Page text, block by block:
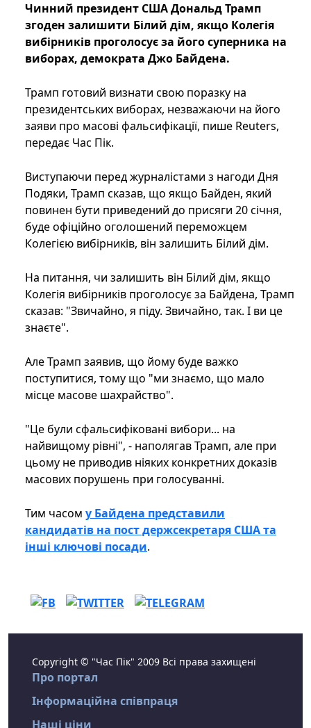
Чинний президент США Дональд Трамп
згоден залишити Білий дім, якщо Колегія
вибірників проголосує за його суперника на
виборах, демократа Джо Байдена.
Трамп готовий визнати свою поразку на
президентських виборах, незважаючи на його
заяви про масові фальсифікації, пише Reuters,
передає Час Пік.
Виступаючи перед журналістами з нагоди Дня
Подяки, Трамп сказав, що якщо Байден, який
повинен бути приведений до присяги 20 січня,
буде офіційно оголошений переможцем
Колегією вибірників, він залишить Білий дім.
На питання, чи залишить він Білий дім, якщо
Колегія вибірників проголосує за Байдена, Трамп
сказав: "Звичайно, я піду. Звичайно, так. І ви це
знаєте".
Але Трамп заявив, що йому буде важко
поступитися, тому що "ми знаємо, що мало
місце масове шахрайство".
"Це були сфальсифіковані вибори... на
найвищому рівні", - наполягав Трамп, але при
цьому не приводив ніяких конкретних доказів
масових порушень при голосуванні.
Тим часом у Байдена представили
кандидатів на пост держсекретаря США та
інші ключові посади.
Copyright © "Час Пік" 2009 Всі права захищені
Про портал
Інформаційна співпраця
Наші ціни